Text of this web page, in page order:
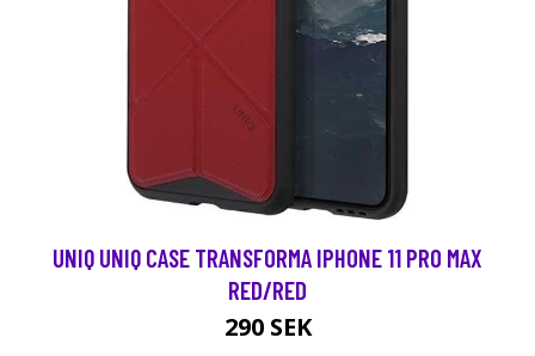
UNIQ UNIQ CASE TRANSFORMA IPHONE 11 PRO MAX
RED/RED
290 SEK